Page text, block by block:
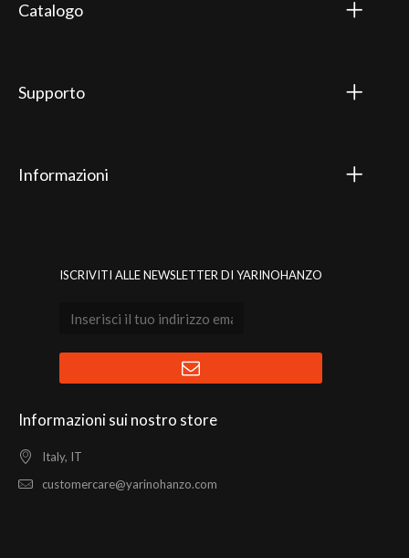
Catalogo
Supporto
Informazioni
ISCRIVITI ALLE NEWSLETTER DI YARINOHANZO
Informazioni sui nostro store
Italy, IT
customercare@yarinohanzo.com